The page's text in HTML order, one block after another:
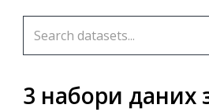
3 набори даних